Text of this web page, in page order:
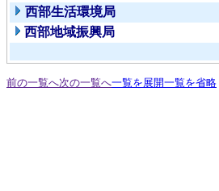
西部生活環境局
西部地域振興局
前の一覧へ次の一覧へ一覧を展開一覧を省略